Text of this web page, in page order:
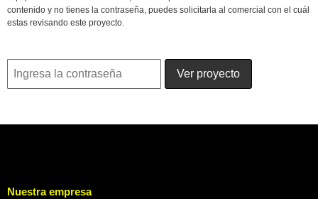
contenido y no tienes la contraseña, puedes solicitarla al comercial con el cuál
estas revisando este proyecto.
Nuestra empresa